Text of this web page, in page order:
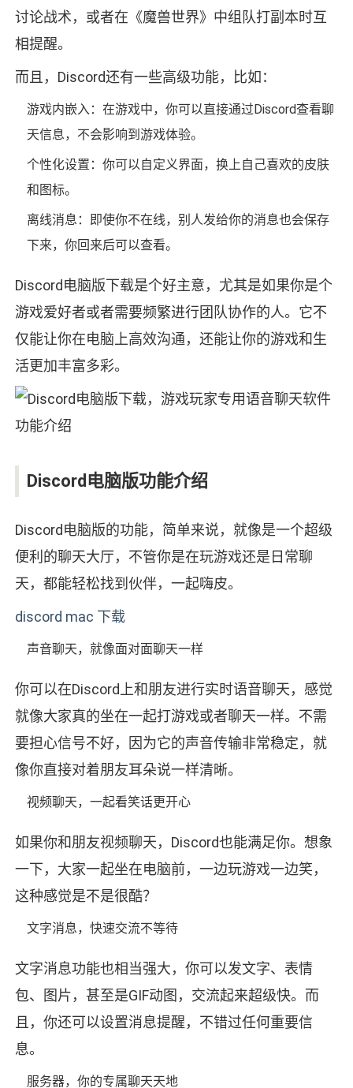
讨论战术，或者在《魔兽世界》中组队打副本时互
相提醒。
而且，Discord还有一些高级功能，比如：
游戏内嵌入：在游戏中，你可以直接通过Discord查看聊
天信息，不会影响到游戏体验。
个性化设置：你可以自定义界面，换上自己喜欢的皮肤
和图标。
离线消息：即使你不在线，别人发给你的消息也会保存
下来，你回来后可以查看。
Discord电脑版下载是个好主意，尤其是如果你是个
游戏爱好者或者需要频繁进行团队协作的人。它不
仅能让你在电脑上高效沟通，还能让你的游戏和生
活更加丰富多彩。
Discord电脑版功能介绍
Discord电脑版的功能，简单来说，就像是一个超级
便利的聊天大厅，不管你是在玩游戏还是日常聊
天，都能轻松找到伙伴，一起嗨皮。
discord mac 下载
声音聊天，就像面对面聊天一样
你可以在Discord上和朋友进行实时语音聊天，感觉
就像大家真的坐在一起打游戏或者聊天一样。不需
要担心信号不好，因为它的声音传输非常稳定，就
像你直接对着朋友耳朵说一样清晰。
视频聊天，一起看笑话更开心
如果你和朋友视频聊天，Discord也能满足你。想象
一下，大家一起坐在电脑前，一边玩游戏一边笑，
这种感觉是不是很酷？
文字消息，快速交流不等待
文字消息功能也相当强大，你可以发文字、表情
包、图片，甚至是GIF动图，交流起来超级快。而
且，你还可以设置消息提醒，不错过任何重要信
息。
服务器，你的专属聊天天地